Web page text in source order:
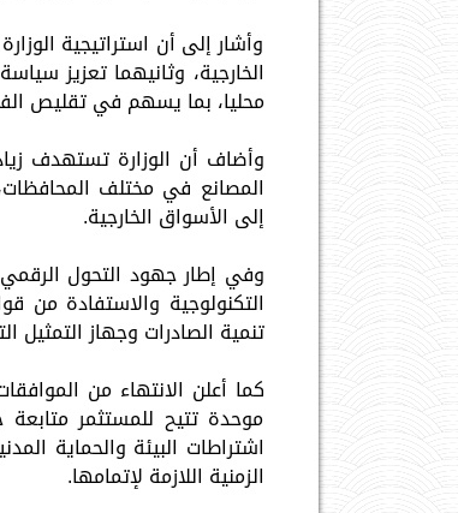
وأشار إلى أن استراتيجية
الخارجية، وثانيهما تعزيز
محليا، بما يسهم في تقليص
وأضاف أن الوزارة تستهدف
المصانع في مختلف
إلى الأسواق الخارجية.
وفي إطار جهود التحول
التكنولوجية والاستفادة من
تنمية الصادرات وجهاز
كما أعلن الانتهاء من
موحدة تتيح للمستثمر
اشتراطات البيئة والحماية
الزمنية اللازمة لإتمامها.